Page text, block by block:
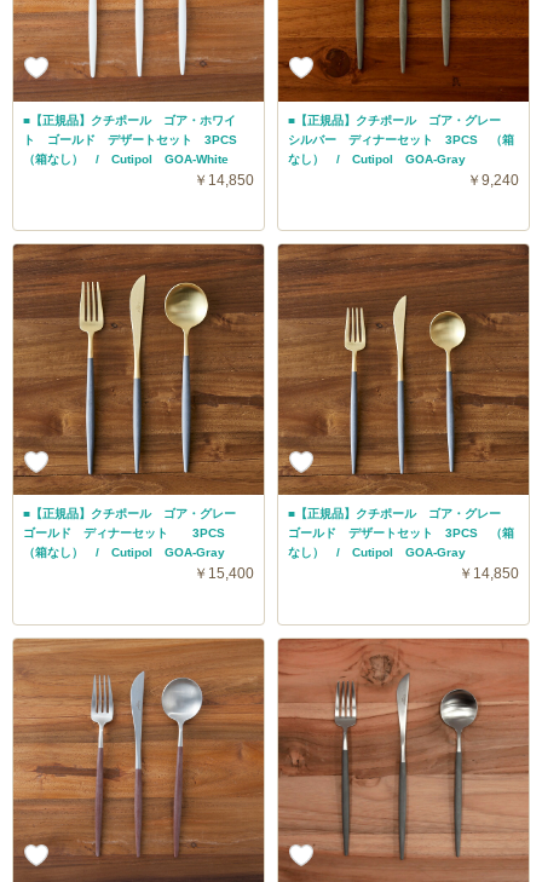
■【正規品】クチポール ゴア・ホワイ
ト ゴールド デザートセット 3PCS
（箱なし） / Cutipol GOA-White
￥14,850
■【正規品】クチポール ゴア・グレー
シルバー ディナーセット 3PCS （箱
なし） / Cutipol GOA-Gray
￥9,240
■【正規品】クチポール ゴア・グレー
ゴールド ディナーセット 3PCS
（箱なし） / Cutipol GOA-Gray
￥15,400
■【正規品】クチポール ゴア・グレー
ゴールド デザートセット 3PCS （箱
なし） / Cutipol GOA-Gray
￥14,850